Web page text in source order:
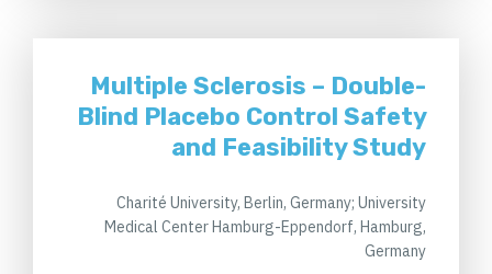
Multiple Sclerosis – Double-
Blind Placebo Control Safety
and Feasibility Study
Charité University, Berlin, Germany; University
Medical Center Hamburg-Eppendorf, Hamburg,
Germany